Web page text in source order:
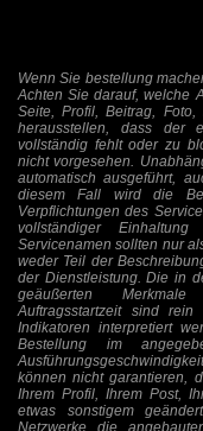
Wenn Sie bestellung
Achten Sie darauf, welche
Seite, Profil, Beitrag,
herausstellen, dass der
vollständig fehlt oder zu
nicht vorgesehen.
automatisch ausgeführt,
diesem Fall wird die
Verpflichtungen des
vollständiger
Servicenamen sollten nur
weder Teil der
der Dienstleistung. Die in
geäußerten
Auftragsstartzeit sind
Indikatoren interpretiert
Bestellung im
können nicht garantieren,
Ihrem Profil, Ihrem Post,
etwas sonstigem
Netzwerke die